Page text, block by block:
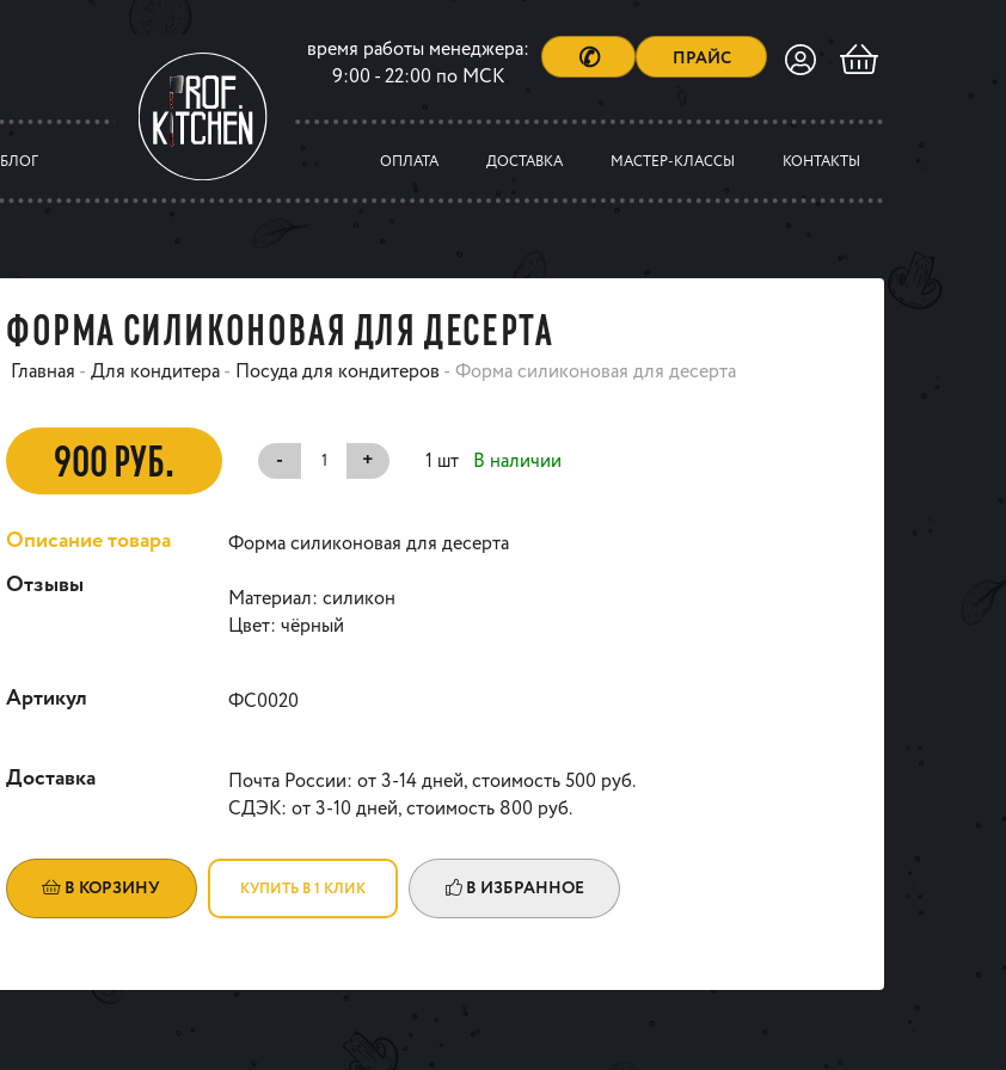
время работы менеджера:
9:00 - 22:00 по МСК
✆ ПРАЙС
БЛОГ ОПЛАТА ДОСТАВКА МАСТЕР-КЛАССЫ КОНТАКТЫ
ФОРМА СИЛИКОНОВАЯ ДЛЯ ДЕСЕРТА
Главная - Для кондитера- Посуда для кондитеров - Форма силиконовая для десерта
900 РУБ. - + 1 шт В наличии
Описание товара
Отзывы
Форма силиконовая для десерта
Материал: силикон
Цвет: чёрный
Артикул ФС0020
Доставка
Почта России: от 3-14 дней, стоимость 500 руб.
СДЭК: от 3-10 дней, стоимость 800 руб.
В КОРЗИНУ КУПИТЬ В 1 КЛИК В ИЗБРАННОЕ